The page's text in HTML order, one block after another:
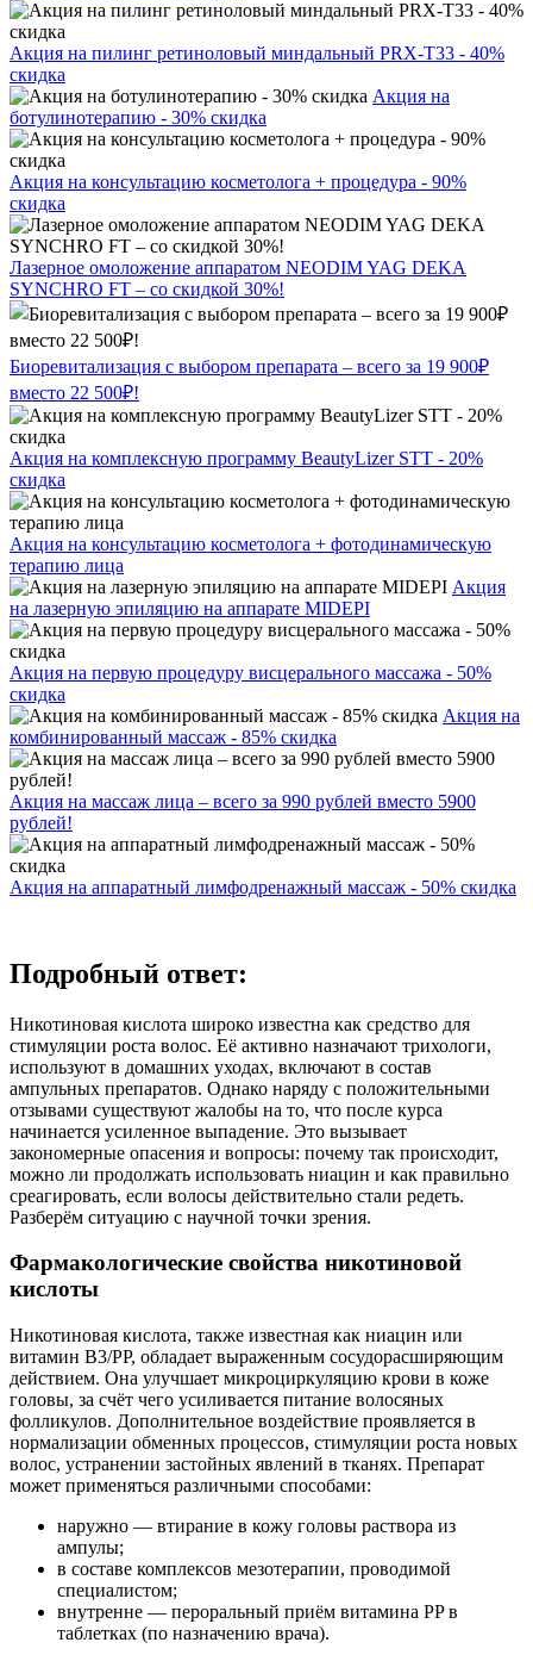
Акция на пилинг ретиноловый миндальный PRX-T33 - 40%
скидка
Акция на
ботулинотерапию - 30% скидка
Акция на консультацию косметолога + процедура - 90%
скидка
Лазерное омоложение аппаратом NEODIM YAG DEKA
SYNCHRO FT – со скидкой 30%!
Биоревитализация с выбором препарата – всего за 19 900₽
вместо 22 500₽!
Акция на комплексную программу BeautyLizer STT - 20%
скидка
Акция на консультацию косметолога + фотодинамическую
терапию лица
Акция
на лазерную эпиляцию на аппарате MIDEPI
Акция на первую процедуру висцерального массажа - 50%
скидка
Акция на
комбинированный массаж - 85% скидка
Акция на массаж лица – всего за 990 рублей вместо 5900
рублей!
Акция на аппаратный лимфодренажный массаж - 50% скидка
Подробный ответ:
Никотиновая кислота широко известна как средство для
стимуляции роста волос. Её активно назначают трихологи,
используют в домашних уходах, включают в состав
ампульных препаратов. Однако наряду с положительными
отзывами существуют жалобы на то, что после курса
начинается усиленное выпадение. Это вызывает
закономерные опасения и вопросы: почему так происходит,
можно ли продолжать использовать ниацин и как правильно
среагировать, если волосы действительно стали редеть.
Разберём ситуацию с научной точки зрения.
Фармакологические свойства никотиновой
кислоты
Никотиновая кислота, также известная как ниацин или
витамин B3/PP, обладает выраженным сосудорасширяющим
действием. Она улучшает микроциркуляцию крови в коже
головы, за счёт чего усиливается питание волосяных
фолликулов. Дополнительное воздействие проявляется в
нормализации обменных процессов, стимуляции роста новых
волос, устранении застойных явлений в тканях. Препарат
может применяться различными способами:
наружно — втирание в кожу головы раствора из
ампулы;
в составе комплексов мезотерапии, проводимой
специалистом;
внутренне — пероральный приём витамина PP в
таблетках (по назначению врача).